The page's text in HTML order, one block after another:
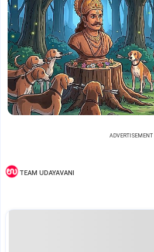
ADVERTISEMENT
TEAM UDAYAVANI